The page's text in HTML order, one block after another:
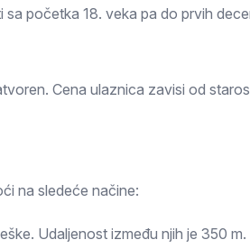
početka 18. veka pa do prvih
Cena ulaznica zavisi od
na sledeće načine:
Udaljenost između njih je 350